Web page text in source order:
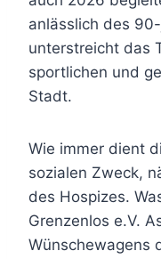
anlässlich des
unterstreicht das
sportlichen und
Stadt.
Wie immer dient
sozialen Zweck,
des Hospizes.
Grenzenlos e.V.
Wünschewagens